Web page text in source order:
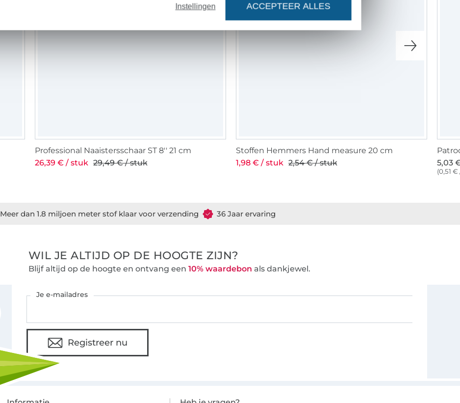
Professional Naaistersschaar ST 8'' 21 cm
26,39 € / stuk 29,49 € / stuk
Stoffen Hemmers Hand measure 20 cm
1,98 € / stuk 2,54 € / stuk
5,03
(0,51 €
Meer dan 1.8 miljoen meter stof klaar voor verzending 36 Jaar ervaring
WIL JE ALTIJD OP DE HOOGTE ZIJN?
Blijf altijd op de hoogte en ontvang een 10% waardebon als dankjewel.
Je e-mailadres
Registreer nu
Instellingen ACCEPTEER ALLES